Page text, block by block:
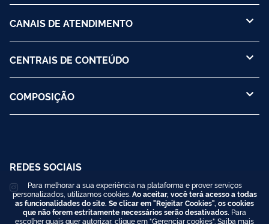
CANAIS DE ATENDIMENTO
CENTRAIS DE CONTEÚDO
COMPOSIÇÃO
REDES SOCIAIS
Para melhorar a sua experiência na plataforma e prover serviços
personalizados, utilizamos cookies. Ao aceitar, você terá acesso a todas
as funcionalidades do site. Se clicar em "Rejeitar Cookies", os cookies
que não forem estritamente necessários serão desativados. Para
escolher quais quer autorizar, clique em "Gerenciar cookies". Saiba mais